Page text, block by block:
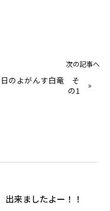
次の記事へ
のよがんす白竜 そ
の1
»
出来ましたよー！！